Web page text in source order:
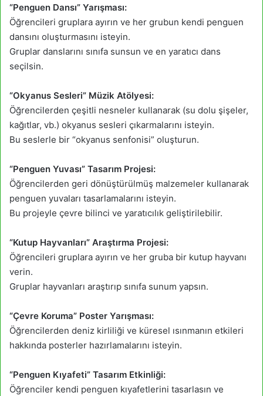
“Penguen Dansı” Yarışması:
Öğrencileri gruplara ayırın ve her grubun kendi penguen
dansını oluşturmasını isteyin.
Gruplar danslarını sınıfa sunsun ve en yaratıcı dans
seçilsin.
“Okyanus Sesleri” Müzik Atölyesi:
Öğrencilerden çeşitli nesneler kullanarak (su dolu şişeler,
kağıtlar, vb.) okyanus sesleri çıkarmalarını isteyin.
Bu seslerle bir “okyanus senfonisi” oluşturun.
“Penguen Yuvası” Tasarım Projesi:
Öğrencilerden geri dönüştürülmüş malzemeler kullanarak
penguen yuvaları tasarlamalarını isteyin.
Bu projeyle çevre bilinci ve yaratıcılık geliştirilebilir.
“Kutup Hayvanları” Araştırma Projesi:
Öğrencileri gruplara ayırın ve her gruba bir kutup hayvanı
verin.
Gruplar hayvanları araştırıp sınıfa sunum yapsın.
“Çevre Koruma” Poster Yarışması:
Öğrencilerden deniz kirliliği ve küresel ısınmanın etkileri
hakkında posterler hazırlamalarını isteyin.
“Penguen Kıyafeti” Tasarım Etkinliği:
Öğrenciler kendi penguen kıyafetlerini tasarlasın ve